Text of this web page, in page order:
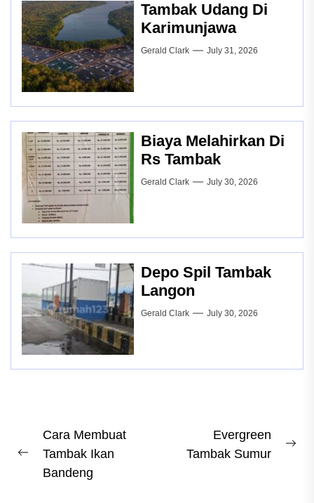
Tambak Udang Di
Karimunjawa
Gerald Clark July 31, 2026
Biaya Melahirkan Di
Rs Tambak
Gerald Clark July 30, 2026
Depo Spil Tambak
Langon
Gerald Clark July 30, 2026
Post
navigation
Previous
post:
Cara Membuat
Tambak Ikan
Bandeng
Evergreen
Tambak Sumur